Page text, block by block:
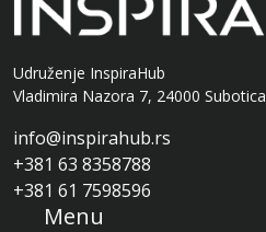
Udruženje InspiraHub
Vladimira Nazora 7, 24000 Subotica
info@inspirahub.rs
+381 63 8358788
+381 61 7598596
Menu